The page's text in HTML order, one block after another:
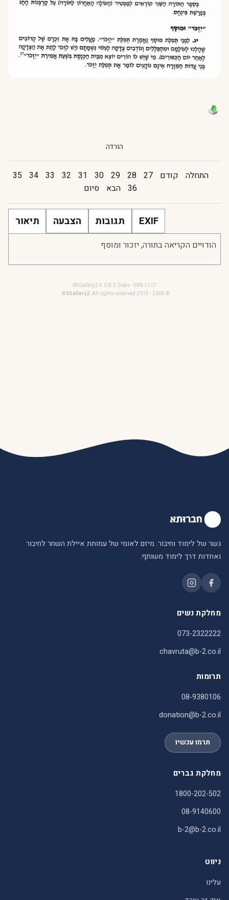
הורדה
התחלה קודם 27
28
29
30
31
32
33
34
35
36 הבא סיום
תיאור הצבעה תגובות EXIF
הודויים הקריאה בתורה, יזכור ומוסף
RSGallery2 4.0.8.2.0 dev - SVN 1117
© 2005 - 2015
RSGallery2. All rights reserved.
גשר של לימוד וחיבור. מיזם לאומי של עמותת איילת השחר לחיבור
ואחדות דרך לימוד משותף.
מחלקת נשים
073-2322222
chavruta@b-2.co.il
תרומות
08-9380106
donation@b-2.co.il
תרמו עכשיו
מחלקת גברים
1800-202-502
08-9140600
b-2@b-2.co.il
ניווט
עלינו